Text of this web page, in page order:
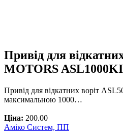
Привід для
MOTORS
Привід для відкатних воріт
максимальною 1000…
Ціна: 200.00
Аміко Систем, ПП